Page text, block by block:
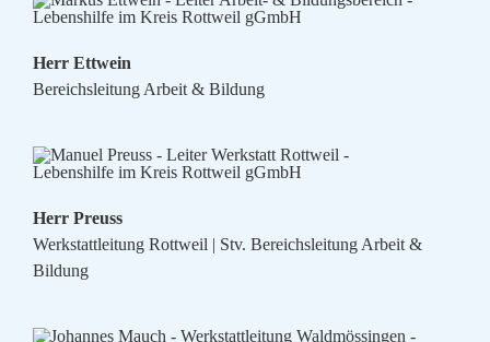
Herr Ettwein
Bereichsleitung Arbeit & Bildung
Herr Preuss
Werkstattleitung Rottweil | Stv. Bereichsleitung Arbeit &
Bildung